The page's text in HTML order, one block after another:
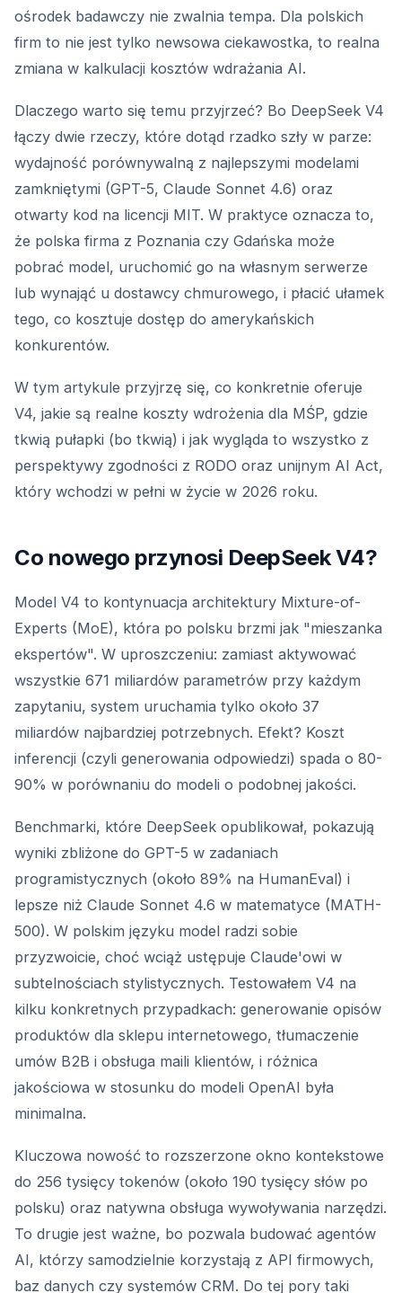
ośrodek badawczy nie zwalnia tempa. Dla polskich
firm to nie jest tylko newsowa ciekawostka, to realna
zmiana w kalkulacji kosztów wdrażania AI.
Dlaczego warto się temu przyjrzeć? Bo DeepSeek V4
łączy dwie rzeczy, które dotąd rzadko szły w parze:
wydajność porównywalną z najlepszymi modelami
zamkniętymi (GPT-5, Claude Sonnet 4.6) oraz
otwarty kod na licencji MIT. W praktyce oznacza to,
że polska firma z Poznania czy Gdańska może
pobrać model, uruchomić go na własnym serwerze
lub wynająć u dostawcy chmurowego, i płacić ułamek
tego, co kosztuje dostęp do amerykańskich
konkurentów.
W tym artykule przyjrzę się, co konkretnie oferuje
V4, jakie są realne koszty wdrożenia dla MŚP, gdzie
tkwią pułapki (bo tkwią) i jak wygląda to wszystko z
perspektywy zgodności z RODO oraz unijnym AI Act,
który wchodzi w pełni w życie w 2026 roku.
Co nowego przynosi DeepSeek V4?
Model V4 to kontynuacja architektury Mixture-of-
Experts (MoE), która po polsku brzmi jak "mieszanka
ekspertów". W uproszczeniu: zamiast aktywować
wszystkie 671 miliardów parametrów przy każdym
zapytaniu, system uruchamia tylko około 37
miliardów najbardziej potrzebnych. Efekt? Koszt
inferencji (czyli generowania odpowiedzi) spada o 80-
90% w porównaniu do modeli o podobnej jakości.
Benchmarki, które DeepSeek opublikował, pokazują
wyniki zbliżone do GPT-5 w zadaniach
programistycznych (około 89% na HumanEval) i
lepsze niż Claude Sonnet 4.6 w matematyce (MATH-
500). W polskim języku model radzi sobie
przyzwoicie, choć wciąż ustępuje Claude'owi w
subtelnościach stylistycznych. Testowałem V4 na
kilku konkretnych przypadkach: generowanie opisów
produktów dla sklepu internetowego, tłumaczenie
umów B2B i obsługa maili klientów, i różnica
jakościowa w stosunku do modeli OpenAI była
minimalna.
Kluczowa nowość to rozszerzone okno kontekstowe
do 256 tysięcy tokenów (około 190 tysięcy słów po
polsku) oraz natywna obsługa wywoływania narzędzi.
To drugie jest ważne, bo pozwala budować agentów
AI, którzy samodzielnie korzystają z API firmowych,
baz danych czy systemów CRM. Do tej pory taki